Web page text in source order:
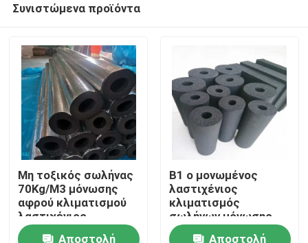
Σπίτι
Προϊόντα
Βίντεο
Συνιστώμενα προϊόντα
Μη τοξικός σωλήνας
70Kg/M3 μόνωσης
αφρού κλιματισμού
λαστιχένιος
Αποστολή
B1 ο μονωμένος
λαστιχένιος
κλιματισμός
σωλήνων μόνωσης
αφρού διοχετεύει με
Αποστολή